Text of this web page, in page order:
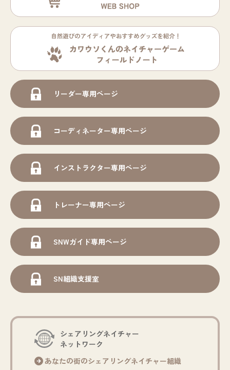
リーダー専用ページ
コーディネーター専用ページ
インストラクター専用ページ
トレーナー専用ページ
SNWガイド専用ページ
SN組織支援室
シェアリングネイチャー
ネットワーク
あなたの街のシェアリングネイチャー組織